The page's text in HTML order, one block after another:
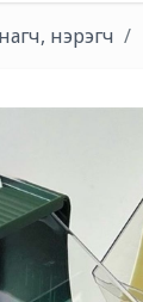
нэрэгч